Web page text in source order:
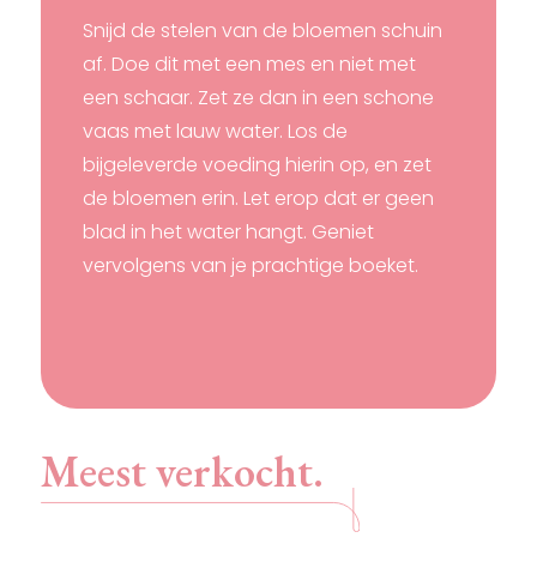
Snijd de stelen van de bloemen schuin
af. Doe dit met een mes en niet met
een schaar. Zet ze dan in een schone
vaas met lauw water. Los de
bijgeleverde voeding hierin op, en zet
de bloemen erin. Let erop dat er geen
blad in het water hangt. Geniet
vervolgens van je prachtige boeket.
Meest verkocht.